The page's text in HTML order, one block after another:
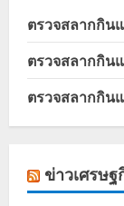
ตรวจสลากกิน
ตรวจสลากกิน
ตรวจสลากกิน
ข่าวเศรษฐ